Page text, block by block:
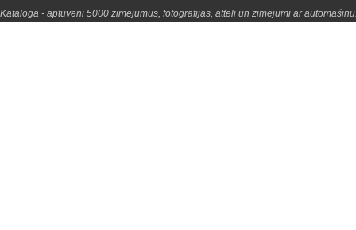
Kataloga - aptuveni 5000 zīmējumus, fotogrāfijas, attēli un zīmējumi ar